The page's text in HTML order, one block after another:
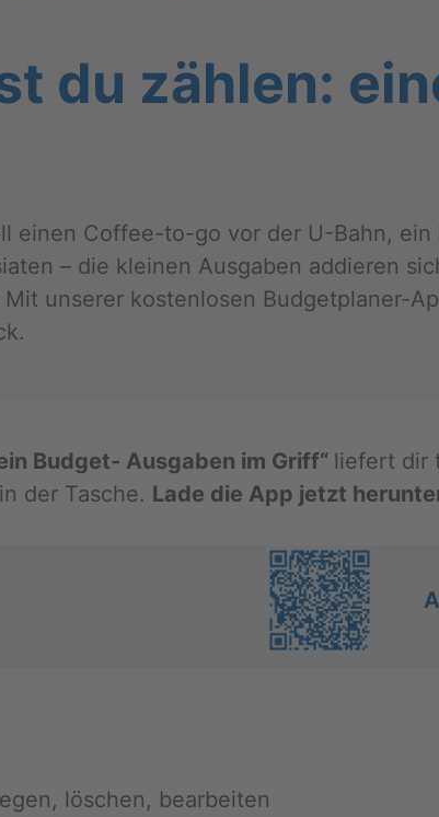
du zäh­len:
einen Cof­fee-to-go vor der U-Bahn,
– die klei­nen Aus­ga­ben ad­die­ren
un­se­rer kos­ten­lo­sen Bud­get­pla­ner-
Bud­get- Aus­ga­ben im Griff“ lie­fert dir
der Ta­sche. Lade die App jetzt
lö­schen, be­ar­bei­ten